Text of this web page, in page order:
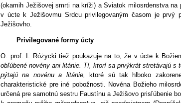
(okamih Ježišovej smrti na kríži) a Sviatok milosrdenstva na
v úcte k Ježišovmu Srdcu privilegovaným časom je prvý
Ježišovho.
Privilegované formy úcty
O. prof. I. Różycki tiež poukazuje na to,že v úcte k
obľúbené novény ani litánie. Tí, ktorí sa prvýkrát stretávajú s
pýtajú na novénu a litánie,
ktoré sú tak hlboko
charakteristické pre iné pobožnosti. Novéna Božieho
určená pre samotnú sestru Faustínu a Ježišovo prisľúbenie